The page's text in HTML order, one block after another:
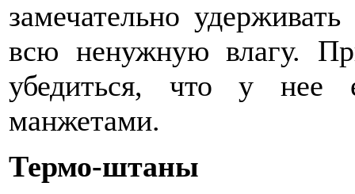
замечательно
всю ненужную влагу.
убедиться, что у нее
манжетами.
Термо-штаны